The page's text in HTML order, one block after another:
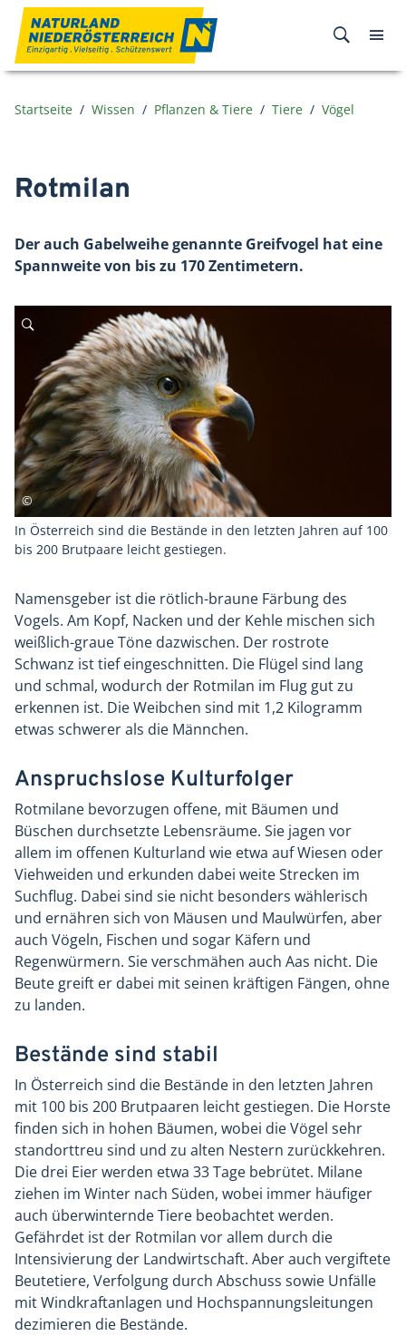
Zum Inhalt
Startseite Wissen Pflanzen & Tiere Tiere Vögel
Rotmilan
Der auch Gabelweihe genannte Greifvogel hat eine
Spannweite von bis zu 170 Zentimetern.
In Österreich sind die Bestände in den letzten Jahren auf 100
bis 200 Brutpaare leicht gestiegen.
Namensgeber ist die rötlich-braune Färbung des
Vogels. Am Kopf, Nacken und der Kehle mischen sich
weißlich-graue Töne dazwischen. Der rostrote
Schwanz ist tief eingeschnitten. Die Flügel sind lang
und schmal, wodurch der Rotmilan im Flug gut zu
erkennen ist. Die Weibchen sind mit 1,2 Kilogramm
etwas schwerer als die Männchen.
Anspruchslose Kulturfolger
Rotmilane bevorzugen offene, mit Bäumen und
Büschen durchsetzte Lebensräume. Sie jagen vor
allem im offenen Kulturland wie etwa auf Wiesen oder
Viehweiden und erkunden dabei weite Strecken im
Suchflug. Dabei sind sie nicht besonders wählerisch
und ernähren sich von Mäusen und Maulwürfen, aber
auch Vögeln, Fischen und sogar Käfern und
Regenwürmern. Sie verschmähen auch Aas nicht. Die
Beute greift er dabei mit seinen kräftigen Fängen, ohne
zu landen.
Bestände sind stabil
In Österreich sind die Bestände in den letzten Jahren
mit 100 bis 200 Brutpaaren leicht gestiegen. Die Horste
finden sich in hohen Bäumen, wobei die Vögel sehr
standorttreu sind und zu alten Nestern zurückkehren.
Die drei Eier werden etwa 33 Tage bebrütet. Milane
ziehen im Winter nach Süden, wobei immer häufiger
auch überwinternde Tiere beobachtet werden.
Gefährdet ist der Rotmilan vor allem durch die
Intensivierung der Landwirtschaft. Aber auch vergiftete
Beutetiere, Verfolgung durch Abschuss sowie Unfälle
mit Windkraftanlagen und Hochspannungsleitungen
dezimieren die Bestände.